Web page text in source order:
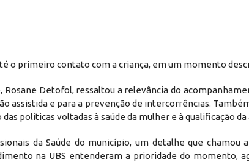
o primeiro contato com a criança, em um momento
Rosane Detofol, ressaltou a relevância do
assistida e para a prevenção de intercorrências.
políticas voltadas à saúde da mulher e à qualificação da
da Saúde do município, um detalhe que chamou
na UBS entenderam a prioridade do momento,